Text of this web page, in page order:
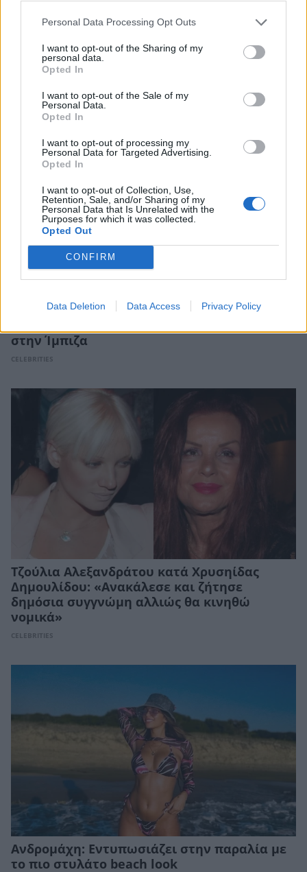
Personal Data Processing Opt Outs
I want to opt-out of the Sharing of my
personal data.
Opted In
I want to opt-out of the Sale of my
Personal Data.
Opted In
I want to opt-out of processing my
Personal Data for Targeted Advertising.
Opted In
I want to opt-out of Collection, Use,
Retention, Sale, and/or Sharing of my
Personal Data that Is Unrelated with the
Purposes for which it was collected.
Opted Out
CONFIRM
Data Deletion Data Access Privacy Policy
Δημήτρης Αλεξάνδρου: Στην Κύθνο με τον
μικρό Πάρη και τη νταντά του – Οι
φωτογραφίες από την παραλία
CELEBRITIES
Ανδρέας Γεωργίου – Σιμώνη Χριστοδούλου:
στην Ίμπιζα
CELEBRITIES
Τζούλια Αλεξανδράτου κατά Χρυσηίδας
Δημουλίδου: «Ανακάλεσε και ζήτησε
δημόσια συγγνώμη αλλιώς θα κινηθώ
νομικά»
CELEBRITIES
Ανδρομάχη: Εντυπωσιάζει στην παραλία με
το πιο στυλάτο beach look